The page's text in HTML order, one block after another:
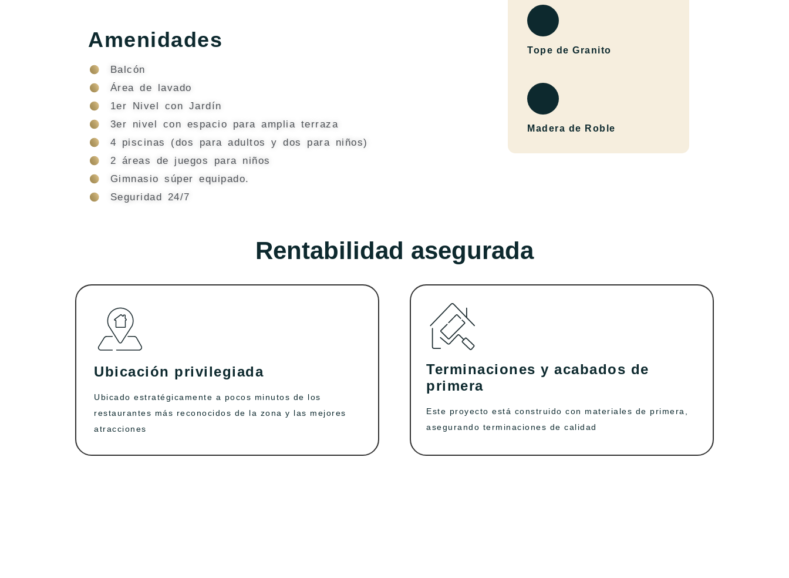
Amenidades
Balcón
Área de lavado
1er Nivel con Jardín
3er nivel con espacio para amplia terraza
4 piscinas (dos para adultos y dos para niños)
2 áreas de juegos para niños
Gimnasio súper equipado.
Seguridad 24/7
Tope de Granito
Madera de Roble
Rentabilidad asegurada
Ubicación privilegiada
Ubicado estratégicamente a pocos minutos de los
restaurantes más reconocidos de la zona y las mejores
atracciones
Terminaciones y acabados de
primera
Este proyecto está construido con materiales de primera,
asegurando terminaciones de calidad